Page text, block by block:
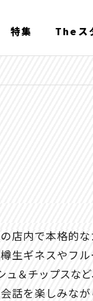
特集 Theス
店内で本格的な
生ギネスやフル
ュ＆チップスな
話を楽しみなが